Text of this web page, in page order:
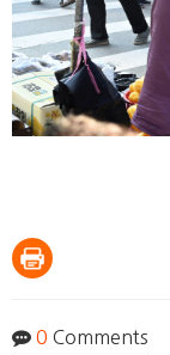
0 Comments